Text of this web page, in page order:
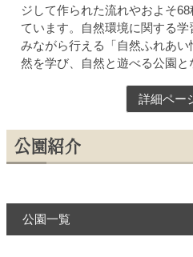
ジして作られた流れやおよそ
ています。自然環境に関する
みながら行える「自然ふれあ
然を学び、自然と遊べる公園と
詳細ペー
公園紹介
公園一覧